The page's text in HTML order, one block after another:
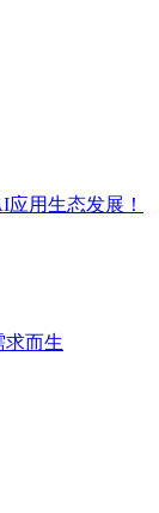
用生态发展！
求而生